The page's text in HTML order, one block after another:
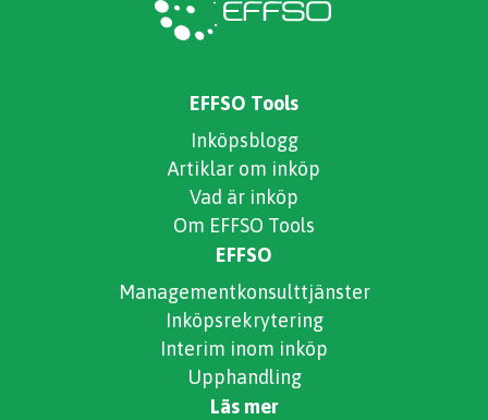
EFFSO Tools
Inköpsblogg
Artiklar om inköp
Vad är inköp
Om EFFSO Tools
EFFSO
Managementkonsulttjänster
Inköpsrekrytering
Interim inom inköp
Upphandling
Läs mer